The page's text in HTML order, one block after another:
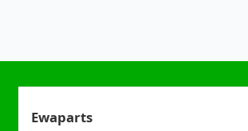
Ewaparts